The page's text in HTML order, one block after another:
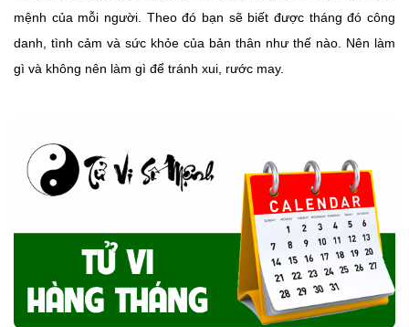
mệnh của mỗi người. Theo đó bạn sẽ biết được tháng đó công
danh, tình cảm và sức khỏe của bản thân như thế nào. Nên làm
gì và không nên làm gì để tránh xui, rước may.